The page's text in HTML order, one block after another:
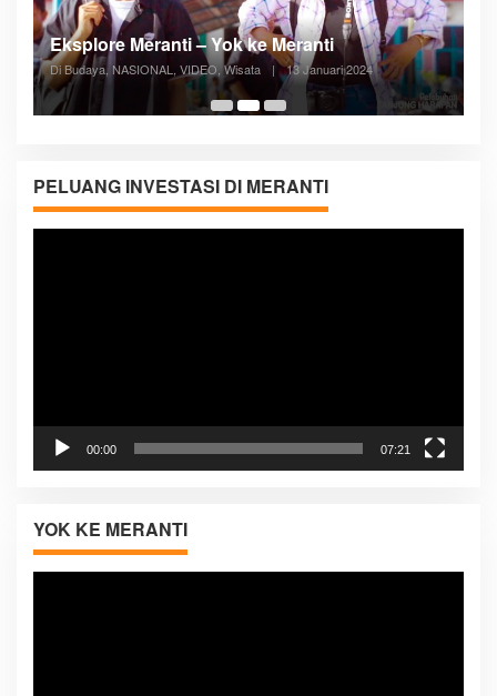
05:08
Posyandu Melayani Semua Siklus Hidup
Di ADVERTORIAL, Kesehatan, VIDEO 27 Desember 2023
PELUANG INVESTASI DI MERANTI
00:00 07:21
YOK KE MERANTI